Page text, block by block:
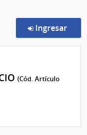
Ingresar
(Cód. Artículo